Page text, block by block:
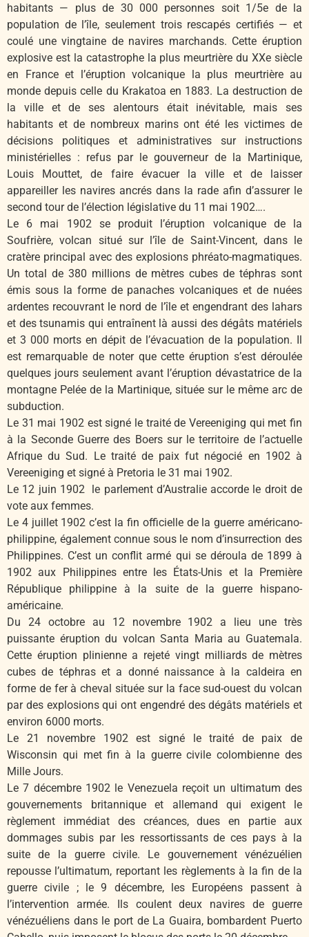
habitants — plus de 30 000 personnes soit 1/5e de la
population de l’île, seulement trois rescapés certifiés — et
coulé une vingtaine de navires marchands. Cette éruption
explosive est la catastrophe la plus meurtrière du XXe siècle
en France et l’éruption volcanique la plus meurtrière au
monde depuis celle du Krakatoa en 1883. La destruction de
la ville et de ses alentours était inévitable, mais ses
habitants et de nombreux marins ont été les victimes de
décisions politiques et administratives sur instructions
ministérielles : refus par le gouverneur de la Martinique,
Louis Mouttet, de faire évacuer la ville et de laisser
appareiller les navires ancrés dans la rade afin d’assurer le
second tour de l’élection législative du 11 mai 1902….
Le 6 mai 1902 se produit l’éruption volcanique de la
Soufrière, volcan situé sur l’île de Saint-Vincent, dans le
cratère principal avec des explosions phréato-magmatiques.
Un total de 380 millions de mètres cubes de téphras sont
émis sous la forme de panaches volcaniques et de nuées
ardentes recouvrant le nord de l’île et engendrant des lahars
et des tsunamis qui entraînent là aussi des dégâts matériels
et 3 000 morts en dépit de l’évacuation de la population. Il
est remarquable de noter que cette éruption s’est déroulée
quelques jours seulement avant l’éruption dévastatrice de la
montagne Pelée de la Martinique, située sur le même arc de
subduction.
Le 31 mai 1902 est signé le traité de Vereeniging qui met fin
à la Seconde Guerre des Boers sur le territoire de l’actuelle
Afrique du Sud. Le traité de paix fut négocié en 1902 à
Vereeniging et signé à Pretoria le 31 mai 1902.
Le 12 juin 1902 le parlement d’Australie accorde le droit de
vote aux femmes.
Le 4 juillet 1902 c’est la fin officielle de la guerre américano-
philippine, également connue sous le nom d’insurrection des
Philippines. C’est un conflit armé qui se déroula de 1899 à
1902 aux Philippines entre les États-Unis et la Première
République philippine à la suite de la guerre hispano-
américaine.
Du 24 octobre au 12 novembre 1902 a lieu une très
puissante éruption du volcan Santa Maria au Guatemala.
Cette éruption plinienne a rejeté vingt milliards de mètres
cubes de téphras et a donné naissance à la caldeira en
forme de fer à cheval située sur la face sud-ouest du volcan
par des explosions qui ont engendré des dégâts matériels et
environ 6000 morts.
Le 21 novembre 1902 est signé le traité de paix de
Wisconsin qui met fin à la guerre civile colombienne des
Mille Jours.
Le 7 décembre 1902 le Venezuela reçoit un ultimatum des
gouvernements britannique et allemand qui exigent le
règlement immédiat des créances, dues en partie aux
dommages subis par les ressortissants de ces pays à la
suite de la guerre civile. Le gouvernement vénézuélien
repousse l’ultimatum, reportant les règlements à la fin de la
guerre civile ; le 9 décembre, les Européens passent à
l’intervention armée. Ils coulent deux navires de guerre
vénézuéliens dans le port de La Guaira, bombardent Puerto